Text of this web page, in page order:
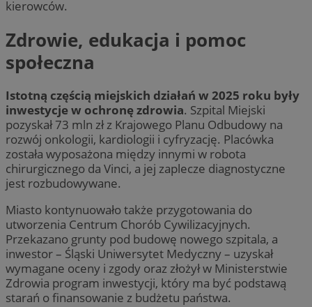
kierowców.
Zdrowie, edukacja i pomoc
społeczna
Istotną częścią miejskich działań w 2025 roku były
inwestycje w ochronę zdrowia. Szpital Miejski
pozyskał 73 mln zł z Krajowego Planu Odbudowy na
rozwój onkologii, kardiologii i cyfryzację. Placówka
została wyposażona między innymi w robota
chirurgicznego da Vinci, a jej zaplecze diagnostyczne
jest rozbudowywane.
Miasto kontynuowało także przygotowania do
utworzenia Centrum Chorób Cywilizacyjnych.
Przekazano grunty pod budowę nowego szpitala, a
inwestor – Śląski Uniwersytet Medyczny – uzyskał
wymagane oceny i zgody oraz złożył w Ministerstwie
Zdrowia program inwestycji, który ma być podstawą
starań o finansowanie z budżetu państwa.